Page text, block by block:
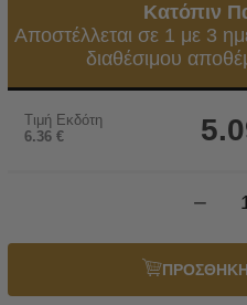
Κατόπιν
Αποστέλλεται σε 1 με 3
διαθέσιμου
Τιμή Εκδότη
6.36 €
−